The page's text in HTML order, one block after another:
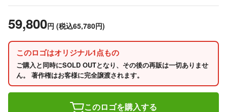
59,800円 (税込65,780円)
このロゴはオリジナル1点もの
ご購入と同時にSOLD OUTとなり、その後の再販は一切ありませ
ん。 著作権はお客様に完全譲渡されます。
このロゴを購入する